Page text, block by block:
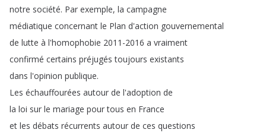
notre société. Par exemple, la campagne
médiatique concernant le Plan d'action gouvernemental
de lutte à l'homophobie 2011-2016 a vraiment
confirmé certains préjugés toujours existants
dans l'opinion publique.
Les échauffourées autour de l'adoption de
la loi sur le mariage pour tous en France
et les débats récurrents autour de ces questions